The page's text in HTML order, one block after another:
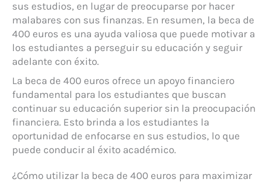
sus estudios, en lugar de preocuparse por hacer
malabares con sus finanzas. En resumen, la beca de
400 euros es una ayuda valiosa que puede motivar a
los estudiantes a perseguir su educación y seguir
adelante con éxito.
La beca de 400 euros ofrece un apoyo financiero
fundamental para los estudiantes que buscan
continuar su educación superior sin la preocupación
financiera. Esto brinda a los estudiantes la
oportunidad de enfocarse en sus estudios, lo que
puede conducir al éxito académico.
¿Cómo utilizar la beca de 400 euros para maximizar